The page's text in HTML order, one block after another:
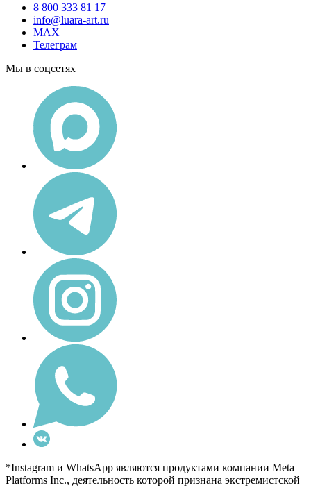
8 800 333 81 17
info@luara-art.ru
MAX
Телеграм
Мы в соцсетях
*Instagram и WhatsApp являются продуктами компании Meta
Platforms Inc., деятельность которой признана экстремистской